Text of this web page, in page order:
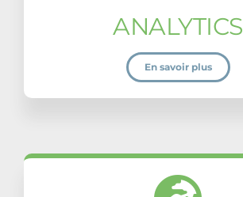
ANALYTICS
En savoir plus